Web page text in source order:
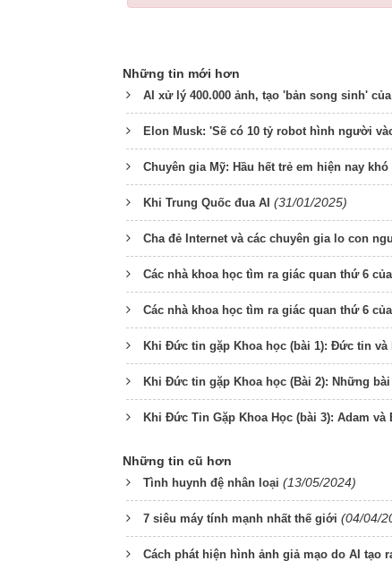
Những tin mới hơn
AI xử lý 400.000 ảnh, tạo 'bản song sinh'
Elon Musk: 'Sẽ có 10 tỷ robot hình người
Chuyên gia Mỹ: Hầu hết trẻ em hiện nay
Khi Trung Quốc đua AI (31/01/2025)
Cha đẻ Internet và các chuyên gia lo con
Các nhà khoa học tìm ra giác quan thứ 6
Các nhà khoa học tìm ra giác quan thứ 6
Khi Đức tin gặp Khoa học (bài 1): Đức tin
Khi Đức tin gặp Khoa học (Bài 2): Những
Khi Đức Tin Gặp Khoa Học (bài 3): Adam và
Những tin cũ hơn
Tình huynh đệ nhân loại (13/05/2024)
7 siêu máy tính mạnh nhất thế giới (04/04/
Cách phát hiện hình ảnh giả mạo do AI tạo